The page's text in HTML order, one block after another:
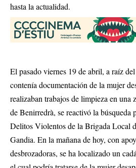
hasta la actualidad.
El pasado viernes 19 de abril, a raíz
contenía documentación de la mujer
realizaban trabajos de limpieza en
de Benirredrà, se reactivó la búsqueda
Delitos Violentos de la Brigada Local
Gandia. En la mañana de hoy, con
desbrozadoras, se ha localizado un